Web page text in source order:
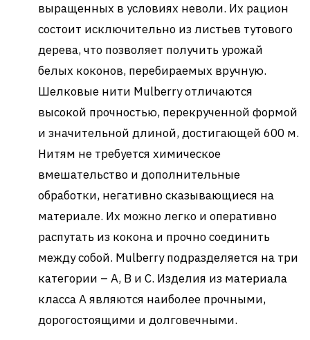
выращенных в условиях неволи. Их рацион
состоит исключительно из листьев тутового
дерева, что позволяет получить урожай
белых коконов, перебираемых вручную.
Шелковые нити Mulberry отличаются
высокой прочностью, перекрученной формой
и значительной длиной, достигающей 600 м.
Нитям не требуется химическое
вмешательство и дополнительные
обработки, негативно сказывающиеся на
материале. Их можно легко и оперативно
распутать из кокона и прочно соединить
между собой. Mulberry подразделяется на три
категории – А, В и С. Изделия из материала
класса А являются наиболее прочными,
дорогостоящими и долговечными.